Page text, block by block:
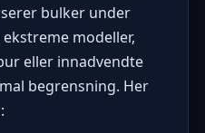
bulker under
modeller,
eller innadvendte
begrensning. Her